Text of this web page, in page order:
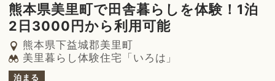
熊本県美里町で田舎暮らしを体験！1泊
2日3000円から利用可能
熊本県下益城郡美里町
美里暮らし体験住宅「いろは」
泊まる